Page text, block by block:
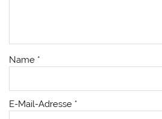
Name *
E-Mail-Adresse *